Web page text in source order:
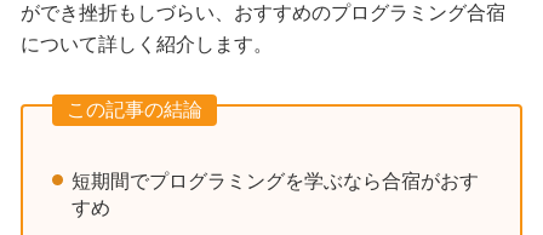
ができ挫折もしづらい、おすすめのプログラミング合宿
について詳しく紹介します。
この記事の結論
短期間でプログラミングを学ぶなら合宿がおす
すめ